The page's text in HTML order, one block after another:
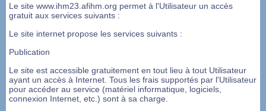
Le site www.ihm23.afihm.org permet à l'Utilisateur un accès
gratuit aux services suivants :
Le site internet propose les services suivants :
Publication
Le site est accessible gratuitement en tout lieu à tout Utilisateur
ayant un accès à Internet. Tous les frais supportés par l'Utilisateur
pour accéder au service (matériel informatique, logiciels,
connexion Internet, etc.) sont à sa charge.